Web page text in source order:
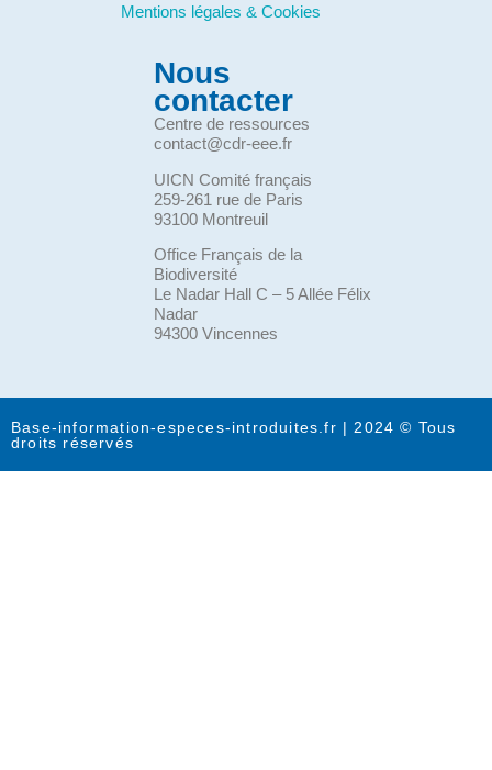
Mentions légales & Cookies
Nous
contacter
Centre de ressources
contact@cdr-eee.fr
UICN Comité français
259-261 rue de Paris
93100 Montreuil
Office Français de la
Biodiversité
Le Nadar Hall C – 5 Allée Félix
Nadar
94300 Vincennes
Base-information-especes-introduites.fr | 2024 © Tous
droits réservés